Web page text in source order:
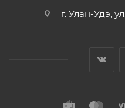
г. Улан-Удэ,